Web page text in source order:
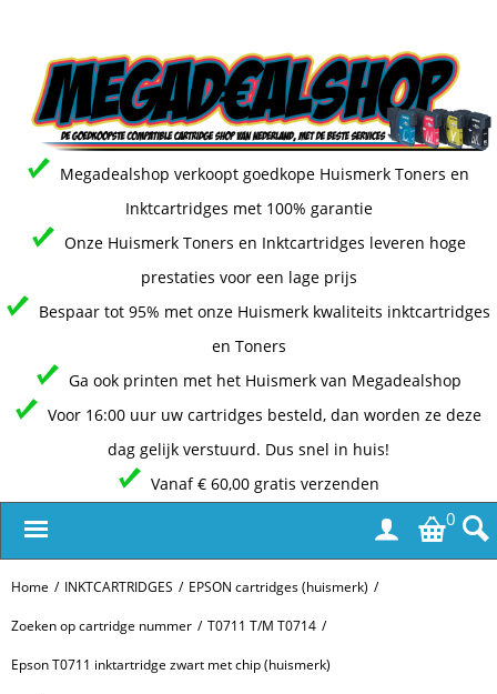
Megadealshop verkoopt goedkope Huismerk Toners en
Inktcartridges met 100% garantie
Onze Huismerk Toners en Inktcartridges leveren hoge
prestaties voor een lage prijs
Bespaar tot 95% met onze Huismerk kwaliteits inktcartridges
en Toners
Ga ook printen met het Huismerk van Megadealshop
Voor 16:00 uur uw cartridges besteld, dan worden ze deze
dag gelijk verstuurd. Dus snel in huis!
Vanaf € 60,00 gratis verzenden
0
Home / INKTCARTRIDGES / EPSON cartridges (huismerk) /
Zoeken op cartridge nummer / T0711 T/M T0714 /
Epson T0711 inktartridge zwart met chip (huismerk)